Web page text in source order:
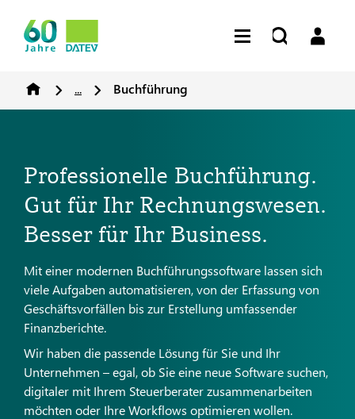
... Buchführung
Professionelle Buchführung.
Gut für Ihr Rechnungswesen.
Besser für Ihr Business.
Mit einer modernen Buchführungssoftware lassen sich
viele Aufgaben automatisieren, von der Erfassung von
Geschäftsvorfällen bis zur Erstellung umfassender
Finanzberichte.
Wir haben die passende Lösung für Sie und Ihr
Unternehmen – egal, ob Sie eine neue Software suchen,
digitaler mit Ihrem Steuerberater zusammenarbeiten
möchten oder Ihre Workflows optimieren wollen.